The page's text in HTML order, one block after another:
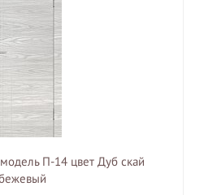
П-14 цвет Дуб скай